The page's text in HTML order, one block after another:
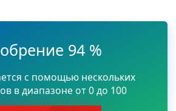
94 %
с помощью нескольких
в диапазоне от 0 до 100